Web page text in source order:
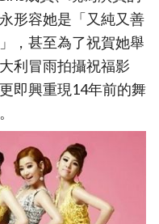
形容她是「又純又善
，甚至為了祝賀她舉
利冒雨拍攝祝福影
即興重現14年前的舞